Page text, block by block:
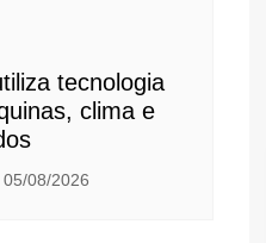
tecnologia
clima e
05/08/2026